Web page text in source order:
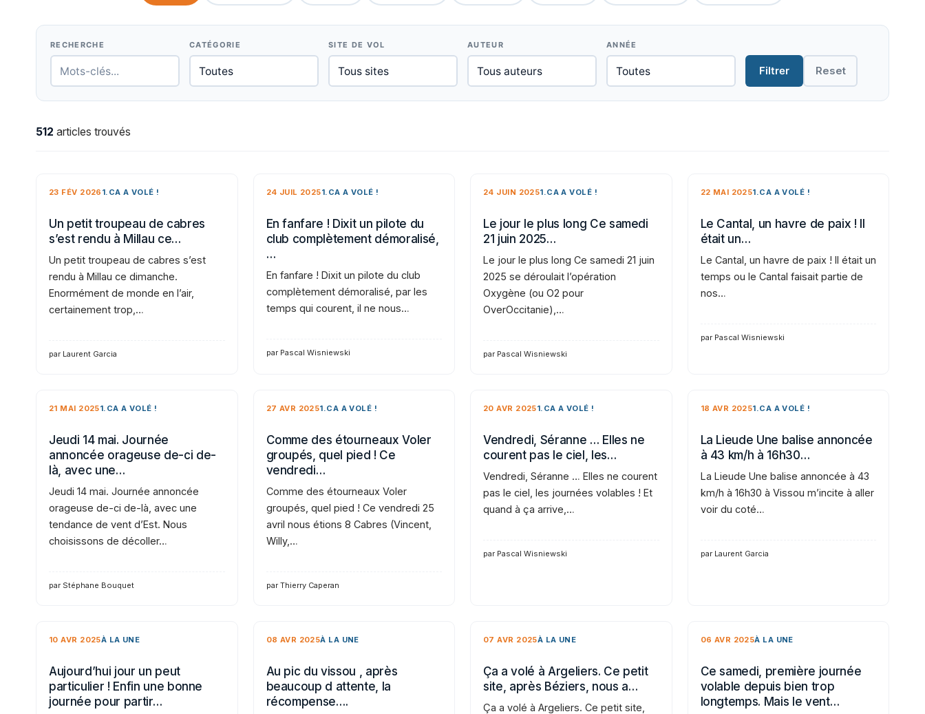
RECHERCHE CATÉGORIE SITE DE VOL AUTEUR ANNÉE
Filtrer Reset
512 articles trouvés
23 FÉV 2026 1.CA A VOLÉ !
Un petit troupeau de cabres
s’est rendu à Millau ce…
Un petit troupeau de cabres s’est
rendu à Millau ce dimanche.
Enormément de monde en l’air,
certainement trop,…
par Laurent Garcia
24 JUIL 20251.CA A VOLÉ !
En fanfare ! Dixit un pilote du
club complètement démoralisé,
…
En fanfare ! Dixit un pilote du club
complètement démoralisé, par les
temps qui courent, il ne nous…
par Pascal Wisniewski
24 JUIN 20251.CA A VOLÉ !
Le jour le plus long Ce samedi
21 juin 2025…
Le jour le plus long Ce samedi 21 juin
2025 se déroulait l’opération
Oxygène (ou O2 pour
OverOccitanie),…
par Pascal Wisniewski
22 MAI 20251.CA A VOLÉ !
Le Cantal, un havre de paix ! Il
était un…
Le Cantal, un havre de paix ! Il était un
temps ou le Cantal faisait partie de
nos…
par Pascal Wisniewski
21 MAI 20251.CA A VOLÉ !
Jeudi 14 mai. Journée
annoncée orageuse de-ci de-
là, avec une…
Jeudi 14 mai. Journée annoncée
orageuse de-ci de-là, avec une
tendance de vent d’Est. Nous
choisissons de décoller…
par Stéphane Bouquet
27 AVR 20251.CA A VOLÉ !
Comme des étourneaux Voler
groupés, quel pied ! Ce
vendredi…
Comme des étourneaux Voler
groupés, quel pied ! Ce vendredi 25
avril nous étions 8 Cabres (Vincent,
Willy,…
par Thierry Caperan
20 AVR 20251.CA A VOLÉ !
Vendredi, Séranne … Elles ne
courent pas le ciel, les…
Vendredi, Séranne … Elles ne courent
pas le ciel, les journées volables ! Et
quand à ça arrive,…
par Pascal Wisniewski
18 AVR 20251.CA A VOLÉ !
La Lieude Une balise annoncée
à 43 km/h à 16h30…
La Lieude Une balise annoncée à 43
km/h à 16h30 à Vissou m’incite à aller
voir du coté…
par Laurent Garcia
10 AVR 2025À LA UNE
Aujourd’hui jour un peut
particulier ! Enfin une bonne
journée pour partir…
08 AVR 2025À LA UNE
Au pic du vissou , après
beaucoup d attente, la
récompense….
07 AVR 2025À LA UNE
Ça a volé à Argeliers. Ce petit
site, après Béziers, nous a…
Ça a volé à Argeliers. Ce petit site,
06 AVR 2025À LA UNE
Ce samedi, première journée
volable depuis bien trop
longtemps. Mais le vent…